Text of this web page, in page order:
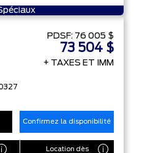
PDSF: 76 005 $
73 504 $
+ TAXES ET IMM
Confirmez la disponibilité
Location dès